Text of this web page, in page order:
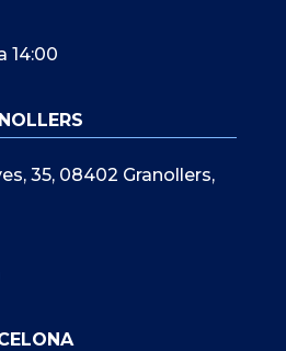
14:00
35, 08402 Granollers,